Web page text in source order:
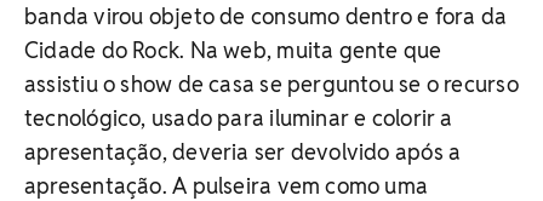
banda virou objeto de consumo dentro e fora da
Cidade do Rock. Na web, muita gente que
assistiu o show de casa se perguntou se o recurso
tecnológico, usado para iluminar e colorir a
apresentação, deveria ser devolvido após a
apresentação. A pulseira vem como uma